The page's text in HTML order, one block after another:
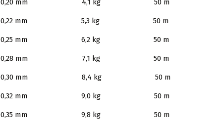
0,20 mm 4,1 kg 50 m
0,22 mm 5,3 kg 50 m
0,25 mm 6,2 kg 50 m
0,28 mm 7,1 kg 50 m
0,30 mm 8,4 kg 50 m
0,32 mm 9,0 kg 50 m
0,35 mm 9,8 kg 50 m